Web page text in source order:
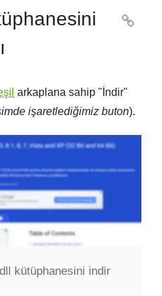

arkaplana sahip " İndir"
işaretlediğimiz buton).
kütüphanesini indir